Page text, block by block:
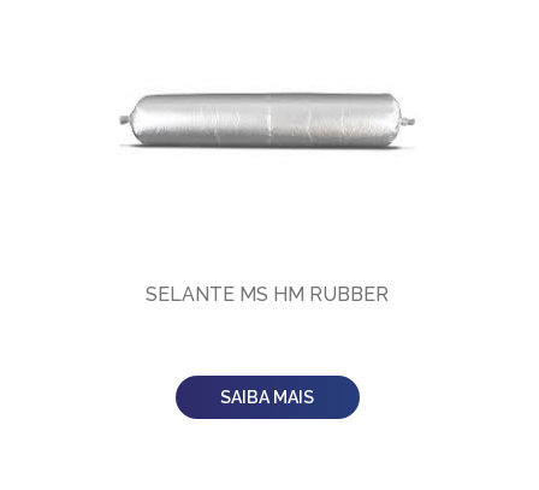
SELANTE MS HM RUBBER
SAIBA MAIS